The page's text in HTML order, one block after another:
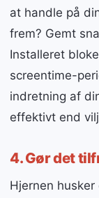
at handle på
frem? Gemt
Installeret
screentime-
indretning af
effektivt end
4. Gør det
Hjernen